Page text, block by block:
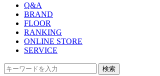
Q&A
BRAND
FLOOR
RANKING
ONLINE STORE
SERVICE
検索